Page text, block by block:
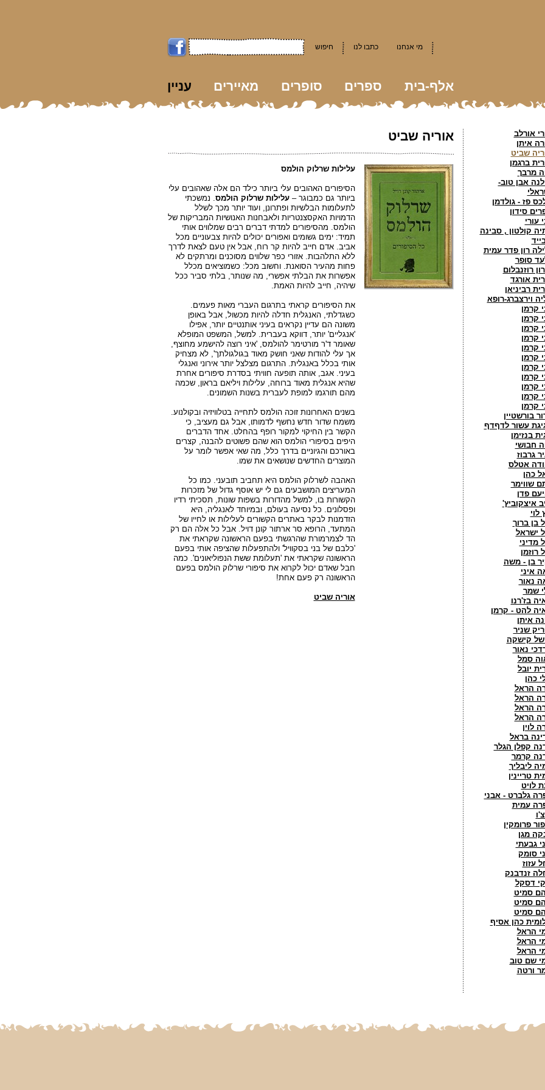
חיפוש כתבו לנו מי אנחנו
אלף-בית ספרים סופרים מאיירים עניין
אורלב
איתן
שביט
ברגמן
מרבך
אבן טוב-
פז - גולדמן
סידון
עורי
קולטון , סבינה
רון פדר עמית
סופר
רוזנבלום
אורגד
רביניאן
וירצברג-רופא
קרמן
קרמן
קרמן
קרמן
קרמן
קרמן
קרמן
קרמן
קרמן
קרמן
קרמן
בורשטיין
עשור לדףדף
בנזימן
חבושי
גרבוז
אטלס
כהן
שווימר
פדן
איצקוביץ'
לוי
בן ברוך
ישראל
מדיני
רוזמן
בן - משה
איני
נאור
שמר
בז'רנו
להט - קרמן
איתן
שניר
קישקה
נאור
סמל
יובל
כהן
הראל
הראל
הראל
הראל
לוין
בראל
קפלן הגלר
קרמר
ליבליך
טריינין
לויט
גלברט - אבני
עמית
פרומקין
מגן
גבעתי
סומק
עזוז
זנדבנק
דסקל
סמיט
סמיט
סמיט
כהן אסיף
הראל
הראל
הראל
שם טוב
ורטה
אוריה שביט
עלילות שרלוק הולמס
הסיפורים האהובים עלי ביותר כילד הם אלה שאהובים עלי
ביותר גם כמבוגר –עלילות שרלוק הולמס. נמשכתי
לתעלומות הבלשיות ופתרונן, ועוד יותר מכך לשלל
הדמויות האקסצנטריות ולאבחנות האנושיות המבריקות של
הולמס. מהסיפורים למדתי דברים רבים שמלווים אותי
תמיד: ימים גשומים ואפורים יכולים להיות צבעוניים מכל
אביב. אדם חייב להיות קר רוח, אבל אין טעם לצאת לדרך
ללא התלהבות. אזורי כפר שלווים מסוכנים ומרתקים לא
פחות מהעיר הסואנת. וחשוב מכל: כשמוציאים מכלל
אפשרות את הבלתי אפשרי, מה שנותר, בלתי סביר ככל
שיהיה, חייב להיות האמת.
את הסיפורים קראתי בתרגום העברי מאות פעמים.
כשגדלתי, האנגלית חדלה להיות מכשול, אבל באופן
משונה הם עדיין נקראים בעיני אותנטיים יותר, אפילו
'אנגליים' יותר, דווקא בעברית. למשל, המשפט המופלא
שאומר ד'ר מורטימר להולמס, 'איני רוצה להישמע מחוצף,
אך עלי להודות שאני חושק מאוד בגולגולתך', לא מצחיק
אותי בכלל באנגלית. התרגום מצלצל יותר אירוני ואנגלי
בעיני. אגב, אותה תופעה חוויתי בסדרת סיפורים אחרת
שהיא אנגלית מאוד ברוחה, עלילות ויליאם בראון, שכמה
מהם תורגמו למופת לעברית בשנות השמונים.
בשנים האחרונות זוכה הולמס לתחייה בטלוויזיה ובקולנוע.
משמח שדור חדש נחשף לדמותו, אבל גם מעציב, כי
הקשר בין החיקוי למקור רופף בהחלט. אחד הדברים
היפים בסיפורי הולמס הוא שהם פשוטים להבנה, קצרים
באורכם והגיוניים בדרך כלל, מה שאי אפשר לומר על
המוצרים החדשים שנושאים את שמו.
האהבה לשרלוק הולמס היא תחביב תובעני. כמו כל
המעריצים המושבעים גם לי יש אוסף גדול של מזכרות
הקשורות בו, למשל מהדורות בשפות שונות, תסכיתי רדיו
ופסלונים. כל נסיעה בעולם, ובמיוחד לאנגליה, היא
הזדמנות לבקר באתרים הקשורים לעלילות או לחייו של
המתעד, הרופא סר ארתור קונן דויל. אבל כל אלה הם רק
הד לצמרמורת שהרגשתי בפעם הראשונה שקראתי את
'כלבם של בני בסקוויל' ולהתפעלות שהציפה אותי בפעם
הראשונה שקראתי את 'תעלומת ששת הנפוליאונים'. כמה
חבל שאדם יכול לקרוא את סיפורי שרלוק הולמס בפעם
הראשונה רק פעם אחת!
אוריה שביט